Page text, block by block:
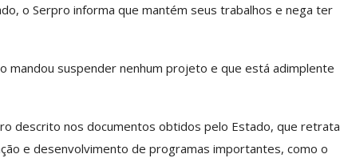
o Serpro informa que mantém seus trabalhos e nega ter
mandou suspender nenhum projeto e que está adimplente
descrito nos documentos obtidos pelo Estado, que retrata
e desenvolvimento de programas importantes, como o
Reunião
De
Sindical